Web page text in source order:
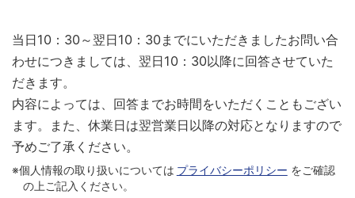
当日10：30～翌日10：30までにいただきましたお問い合
わせにつきましては、翌日10：30以降に回答させていた
だきます。
内容によっては、回答までお時間をいただくこともござい
ます。また、休業日は翌営業日以降の対応となりますので
予めご了承ください。
※個人情報の取り扱いについては プライバシーポリシー をご確認
の上ご記入ください。